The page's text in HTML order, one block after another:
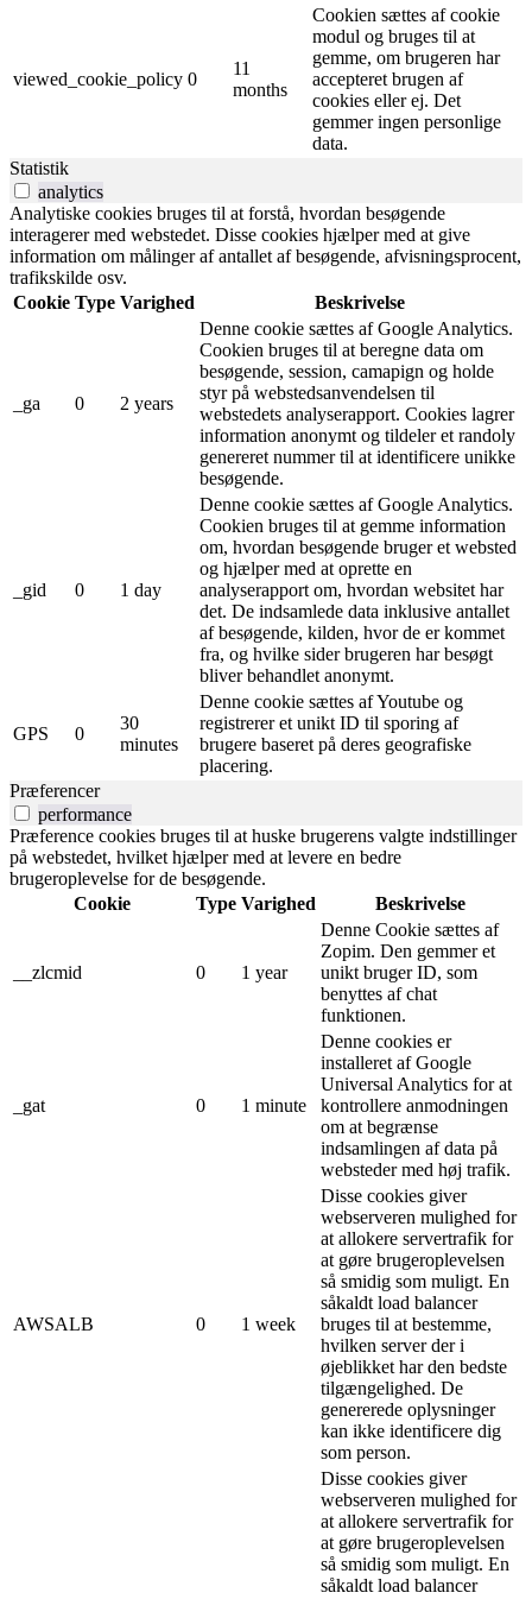
viewed_cookie_policy 0
11
months
Cookien sættes af cookie
modul og bruges til at
gemme, om brugeren har
accepteret brugen af ​​
cookies eller ej. Det
gemmer ingen personlige
data.
Statistik
analytics
Analytiske cookies bruges til at forstå, hvordan besøgende
interagerer med webstedet. Disse cookies hjælper med at give
information om målinger af antallet af besøgende, afvisningsprocent,
trafikskilde osv.
Cookie Type Varighed Beskrivelse
_ga 0 2 years
Denne cookie sættes af Google Analytics.
Cookien bruges til at beregne data om
besøgende, session, camapign og holde
styr på webstedsanvendelsen til
webstedets analyserapport. Cookies lagrer
information anonymt og tildeler et randoly
genereret nummer til at identificere unikke
besøgende.
_gid 0 1 day
Denne cookie sættes af Google Analytics.
Cookien bruges til at gemme information
om, hvordan besøgende bruger et websted
og hjælper med at oprette en
analyserapport om, hvordan websitet har
det. De indsamlede data inklusive antallet
af besøgende, kilden, hvor de er kommet
fra, og hvilke sider brugeren har besøgt
bliver behandlet anonymt.
GPS 0
30
minutes
Denne cookie sættes af Youtube og
registrerer et unikt ID til sporing af
brugere baseret på deres geografiske
placering.
Præferencer
performance
Præference cookies bruges til at huske brugerens valgte indstillinger
på webstedet, hvilket hjælper med at levere en bedre
brugeroplevelse for de besøgende.
Cookie
Type Varighed Beskrivelse
__zlcmid 0 1 year
Denne Cookie sættes af
Zopim. Den gemmer et
unikt bruger ID, som
benyttes af chat
funktionen.
_gat 0 1 minute
Denne cookies er
installeret af Google
Universal Analytics for at
kontrollere anmodningen
om at begrænse
indsamlingen af ​​data på
websteder med høj trafik.
AWSALB 0 1 week
Disse cookies giver
webserveren mulighed for
at allokere servertrafik for
at gøre brugeroplevelsen
så smidig som muligt. En
såkaldt load balancer
bruges til at bestemme,
hvilken server der i
øjeblikket har den bedste
tilgængelighed. De
genererede oplysninger
kan ikke identificere dig
som person.
Disse cookies giver
webserveren mulighed for
at allokere servertrafik for
at gøre brugeroplevelsen
så smidig som muligt. En
såkaldt load balancer